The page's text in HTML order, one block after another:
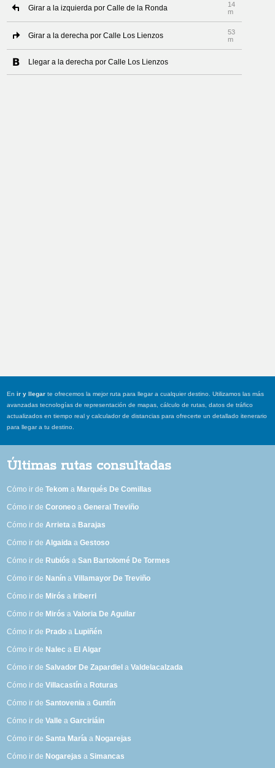
Girar a la izquierda por Calle de la Ronda
14
m
Girar a la derecha por Calle Los Lienzos
53
m
Llegar a la derecha por Calle Los Lienzos
Enir y llegar te ofrecemos la mejor ruta para llegar a cualquier destino. Utilizamos las más
avanzadas tecnologías de representación de mapas, cálculo de rutas, datos de tráfico
actualizados en tiempo real y calculador de distancias para ofrecerte un detallado itenerario
para llegar a tu destino.
Últimas rutas consultadas
Cómo ir deTekom a Marqués De Comillas
Cómo ir deCoroneo aGeneral Treviño
Cómo ir deArrieta a Barajas
Cómo ir deAlgaida aGestoso
Cómo ir de Rubiós aSan Bartolomé De Tormes
Cómo ir de Nanín aVillamayor De Treviño
Cómo ir de Mirós a Iriberri
Cómo ir de Mirós aValoria De Aguilar
Cómo ir de Prado a Lupiñén
Cómo ir de Nalec a El Algar
Cómo ir deSalvador De Zapardiel aValdelacalzada
Cómo ir deVillacastín a Roturas
Cómo ir deSantovenia aGuntín
Cómo ir deValle aGarciriáin
Cómo ir deSanta María a Nogarejas
Cómo ir de Nogarejas aSimancas